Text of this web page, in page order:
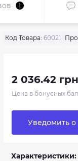
1
Код Товара: 60021
2 036.42
Цена в бонусных
Уведомить
Характеристики: